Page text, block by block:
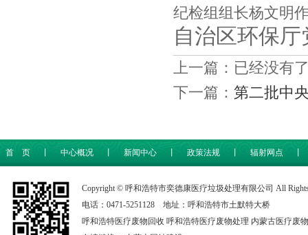
自治区环保
上一篇：已经没有
下一篇： 第二批中
首 页 中心概况 新闻中心 政策法规 辐射网点
Copyright © 呼和浩特市奕德康医疗垃圾处理有限公司 All
电话：0471-5251128 地址：呼和浩特市土默特大桥
呼和浩特医疗废物回收 呼和浩特医疗废物处理 内蒙古医疗废物